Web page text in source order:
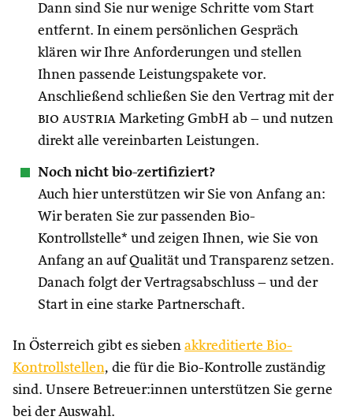
Dann sind Sie nur wenige Schritte vom Start
entfernt. In einem persönlichen Gespräch
klären wir Ihre Anforderungen und stellen
Ihnen passende Leistungspakete vor.
Anschließend schließen Sie den Vertrag mit der
bio austria Marketing GmbH ab – und nutzen
direkt alle vereinbarten Leistungen.
Noch nicht bio-zertifiziert?
Auch hier unterstützen wir Sie von Anfang an:
Wir beraten Sie zur passenden Bio-
Kontrollstelle* und zeigen Ihnen, wie Sie von
Anfang an auf Qualität und Transparenz setzen.
Danach folgt der Vertragsabschluss – und der
Start in eine starke Partnerschaft.
In Österreich gibt es sieben akkreditierte Bio-
Kontrollstellen, die für die Bio-Kontrolle zuständig
sind. Unsere Betreuer:innen unterstützen Sie gerne
bei der Auswahl.